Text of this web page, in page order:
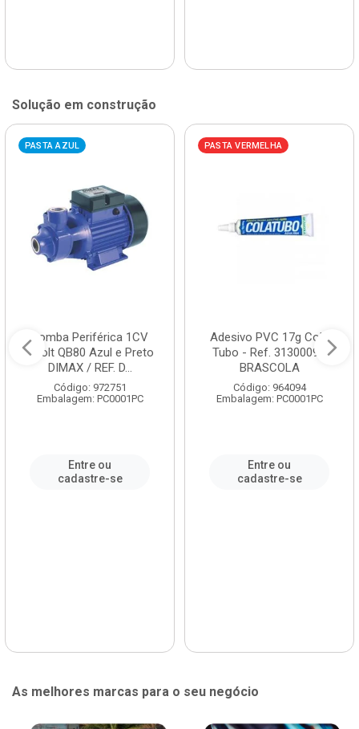
Solução em construção
PASTA AZUL
Bomba Periférica 1CV
Bivolt QB80 Azul e Preto
DIMAX / REF. D...
Código: 972751
Embalagem: PC0001PC
Entre ou
cadastre-se
PASTA VERMELHA
Adesivo PVC 17g Cola
Tubo - Ref. 3130009 -
BRASCOLA
Código: 964094
Embalagem: PC0001PC
Entre ou
cadastre-se
As melhores marcas para o seu negócio